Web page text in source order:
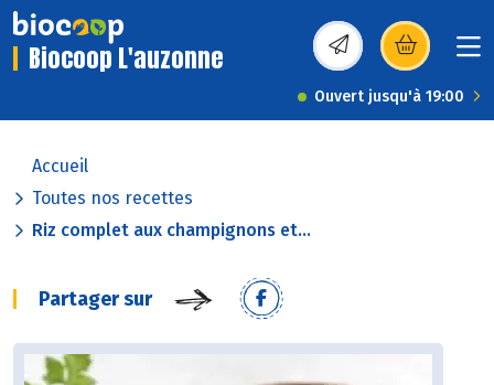
Biocoop L'auzonne (s’ouvre dans une
Ouvert jusqu'à 19:00
Accueil
Toutes nos recettes
Riz complet aux champignons et...
Partager sur